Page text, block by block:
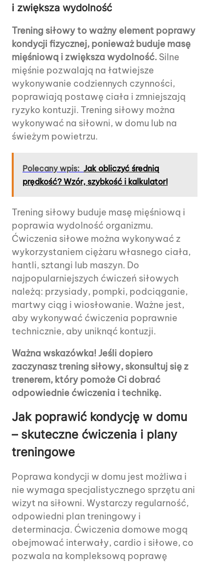
i zwiększa wydolność
Trening siłowy to ważny element poprawy
kondycji fizycznej, ponieważ buduje masę
mięśniową i zwiększa wydolność. Silne
mięśnie pozwalają na łatwiejsze
wykonywanie codziennych czynności,
poprawiają postawę ciała i zmniejszają
ryzyko kontuzji. Trening siłowy można
wykonywać na siłowni, w domu lub na
świeżym powietrzu.
Polecany wpis: Jak obliczyć średnią
prędkość? Wzór, szybkość i kalkulator!
Trening siłowy buduje masę mięśniową i
poprawia wydolność organizmu.
Ćwiczenia siłowe można wykonywać z
wykorzystaniem ciężaru własnego ciała,
hantli, sztangi lub maszyn. Do
najpopularniejszych ćwiczeń siłowych
należą: przysiady, pompki, podciąganie,
martwy ciąg i wiosłowanie. Ważne jest,
aby wykonywać ćwiczenia poprawnie
technicznie, aby uniknąć kontuzji.
Ważna wskazówka! Jeśli dopiero
zaczynasz trening siłowy, skonsultuj się z
trenerem, który pomoże Ci dobrać
odpowiednie ćwiczenia i technikę.
Jak poprawić kondycję w domu
– skuteczne ćwiczenia i plany
treningowe
Poprawa kondycji w domu jest możliwa i
nie wymaga specjalistycznego sprzętu ani
wizyt na siłowni. Wystarczy regularność,
odpowiedni plan treningowy i
determinacja. Ćwiczenia domowe mogą
obejmować interwały, cardio i siłowe, co
pozwala na kompleksową poprawę